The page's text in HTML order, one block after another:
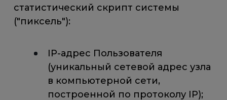
статистический скрипт системы
("пиксель"):
IP-адрес Пользователя
(уникальный сетевой адрес узла
в компьютерной сети,
построенной по протоколу IP);